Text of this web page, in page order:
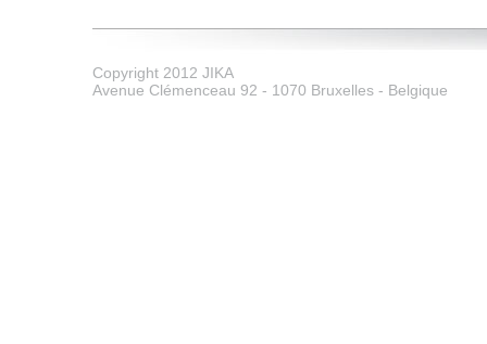
Copyright 2012 JIKA
Avenue Clémenceau 92 - 1070 Bruxelles - Belgique